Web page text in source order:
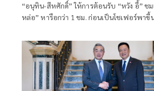
“อนุทิน-สีหศักดิ์” ให้การต้อนรับ “หวัง อี้” ชมเปาะ “นายกฯ
หล่อ” หารือกว่า 1 ชม. ก่อนเป็นโชเฟอร์พาขึ้นรถไฟฟ้าส่วนตัว
ช่องแคบฮอร์มุซ ขนส่งน้ำมันดิบ-ก๊าซ พร้อมขอให้ขายปุ๋ยช่วย
ไทย เล็งเชิญ “นายกรัฐมนตรีหลี่ เฉียง” มาไทย